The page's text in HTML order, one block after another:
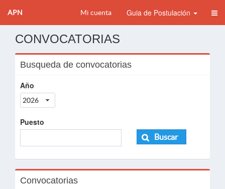
APN Mi cuenta Guia de Postulación
CONVOCATORIAS
Busqueda de convocatorias
Año
2026
Puesto
Buscar
Convocatorias